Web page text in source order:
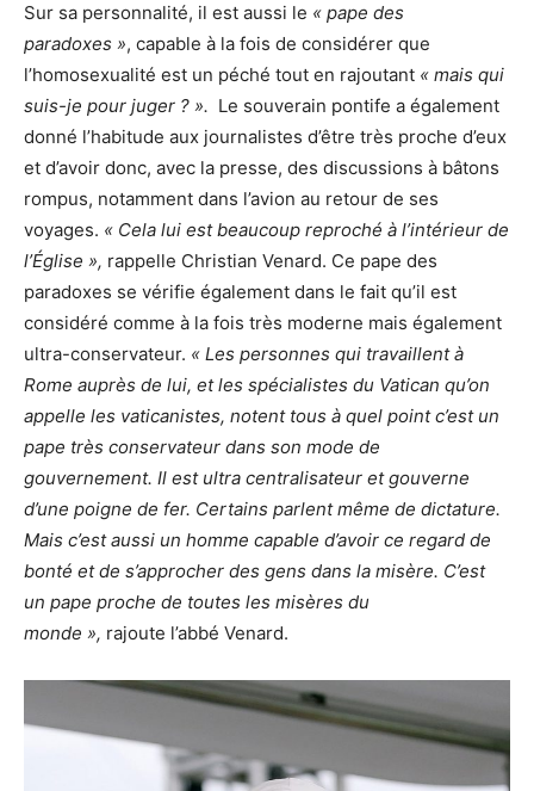
Sur sa personnalité, il est aussi le « pape des
paradoxes », capable à la fois de considérer que
l’homosexualité est un péché tout en rajoutant « mais qui
suis-je pour juger ? ». Le souverain pontife a également
donné l’habitude aux journalistes d’être très proche d’eux
et d’avoir donc, avec la presse, des discussions à bâtons
rompus, notamment dans l’avion au retour de ses
voyages. « Cela lui est beaucoup reproché à l’intérieur de
l’Église », rappelle Christian Venard. Ce pape des
paradoxes se vérifie également dans le fait qu’il est
considéré comme à la fois très moderne mais également
ultra-conservateur. « Les personnes qui travaillent à
Rome auprès de lui, et les spécialistes du Vatican qu’on
appelle les vaticanistes, notent tous à quel point c’est un
pape très conservateur dans son mode de
gouvernement. Il est ultra centralisateur et gouverne
d’une poigne de fer. Certains parlent même de dictature.
Mais c’est aussi un homme capable d’avoir ce regard de
bonté et de s’approcher des gens dans la misère. C’est
un pape proche de toutes les misères du
monde », rajoute l’abbé Venard.